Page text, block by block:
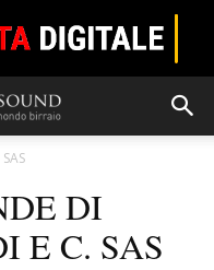
DI
E C. SAS